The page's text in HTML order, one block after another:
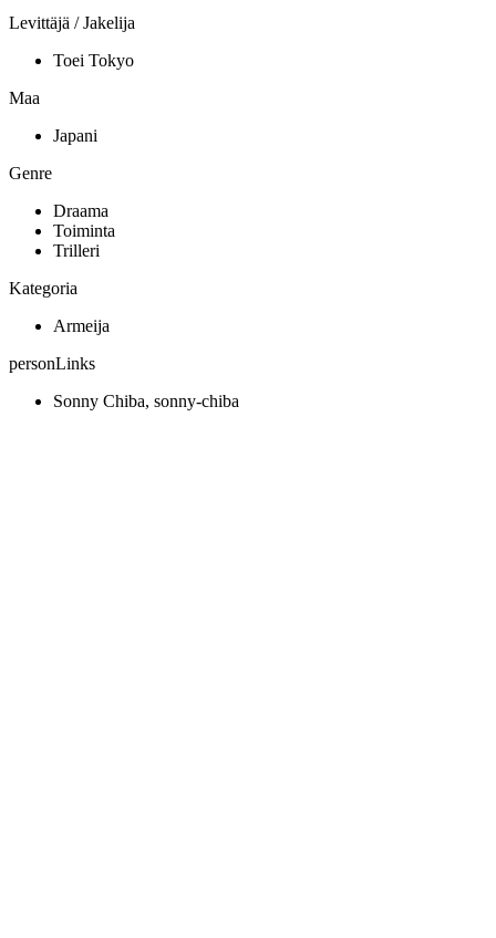
Levittäjä / Jakelija
Toei Tokyo
Maa
Japani
Genre
Draama
Toiminta
Trilleri
Kategoria
Armeija
personLinks
Sonny Chiba, sonny-chiba